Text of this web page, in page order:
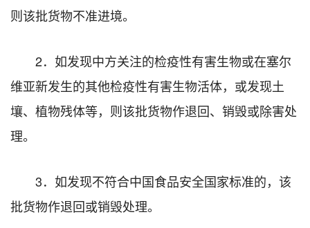
则该批货物不准进境。
2．如发现中方关注的检疫性有害生物或在塞尔
维亚新发生的其他检疫性有害生物活体，或发现土
壤、植物残体等，则该批货物作退回、销毁或除害处
理。
3．如发现不符合中国食品安全国家标准的，该
批货物作退回或销毁处理。